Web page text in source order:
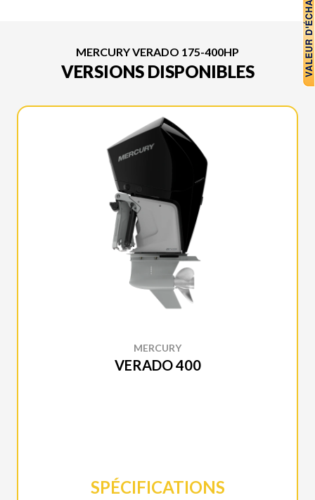
MERCURY VERADO 175-400HP
VERSIONS DISPONIBLES
MERCURY
VERADO 400
SPÉCIFICATIONS